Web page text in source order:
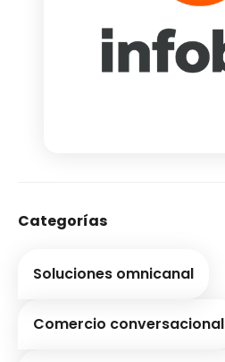
Categorías
Soluciones omnicanal
Comercio conversacional